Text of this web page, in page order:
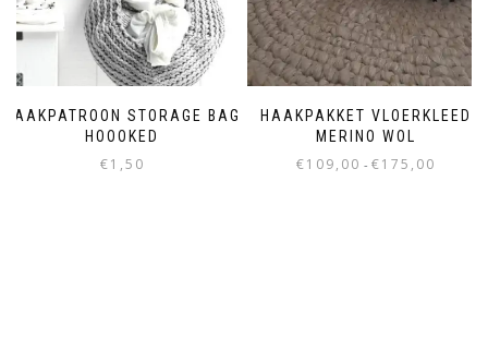
HAAKPATROON STORAGE BAG
HOOOKED
€1,50
HAAKPAKKET VLOERKLEED
MERINO WOL
€109,00 - €175,00